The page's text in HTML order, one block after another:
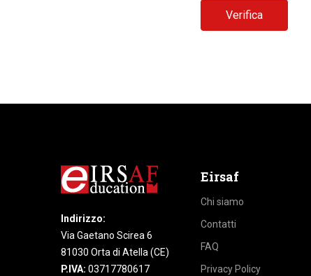
Verifica
Indirizzo:
Via Gaetano Scirea 6
81030 Orta di Atella (CE)
P.IVA: 03717780617
Eirsaf
Chi siamo
Contatti
FAQ
Privacy Policy